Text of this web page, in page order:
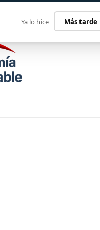
Ya lo hice Más tarde